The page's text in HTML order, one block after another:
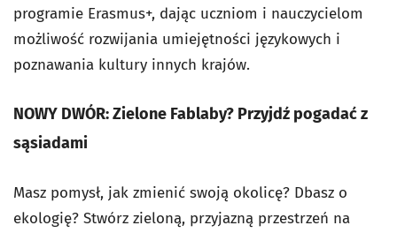
programie Erasmus+, dając uczniom i nauczycielom
możliwość rozwijania umiejętności językowych i
poznawania kultury innych krajów.
NOWY DWÓR: Zielone Fablaby? Przyjdź pogadać z
sąsiadami
Masz pomysł, jak zmienić swoją okolicę? Dbasz o
ekologię? Stwórz zieloną, przyjazną przestrzeń na